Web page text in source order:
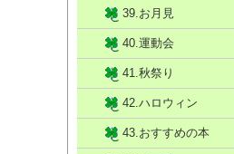
39.お月見
40.運動会
41.秋祭り
42.ハロウィン
43.おすすめの本